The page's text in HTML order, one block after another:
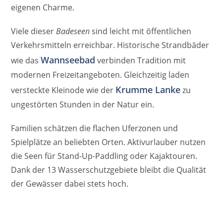
eigenen Charme.
Viele dieserBadeseensind leicht mit öffentlichen
Verkehrsmitteln erreichbar. Historische Strandbäder
wie dasWannseebad verbinden Tradition mit
modernen Freizeitangeboten. Gleichzeitig laden
versteckte Kleinode wie der Krumme Lankezu
ungestörten Stunden in der Natur ein.
Familien schätzen die flachen Uferzonen und
Spielplätze an beliebten Orten. Aktivurlauber nutzen
die Seen für Stand-Up-Paddling oder Kajaktouren.
Dank der 13 Wasserschutzgebiete bleibt die Qualität
der Gewässer dabei stets hoch.